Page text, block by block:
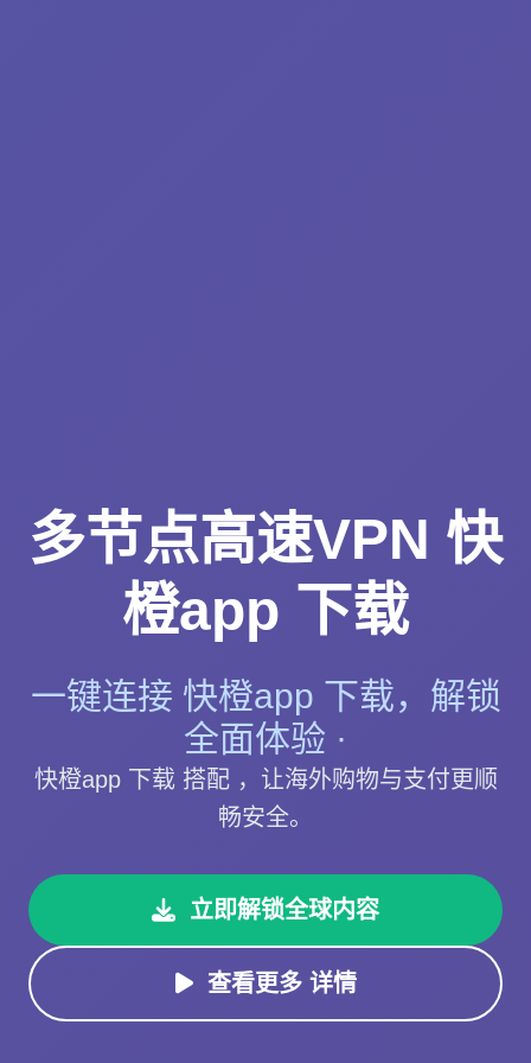
多节点高速VPN 快
橙app 下载
一键连接 快橙app 下载，解锁
全面体验 ·
快橙app 下载 搭配 ，让海外购物与支付更顺
畅安全。
立即解锁全球内容
查看更多 详情